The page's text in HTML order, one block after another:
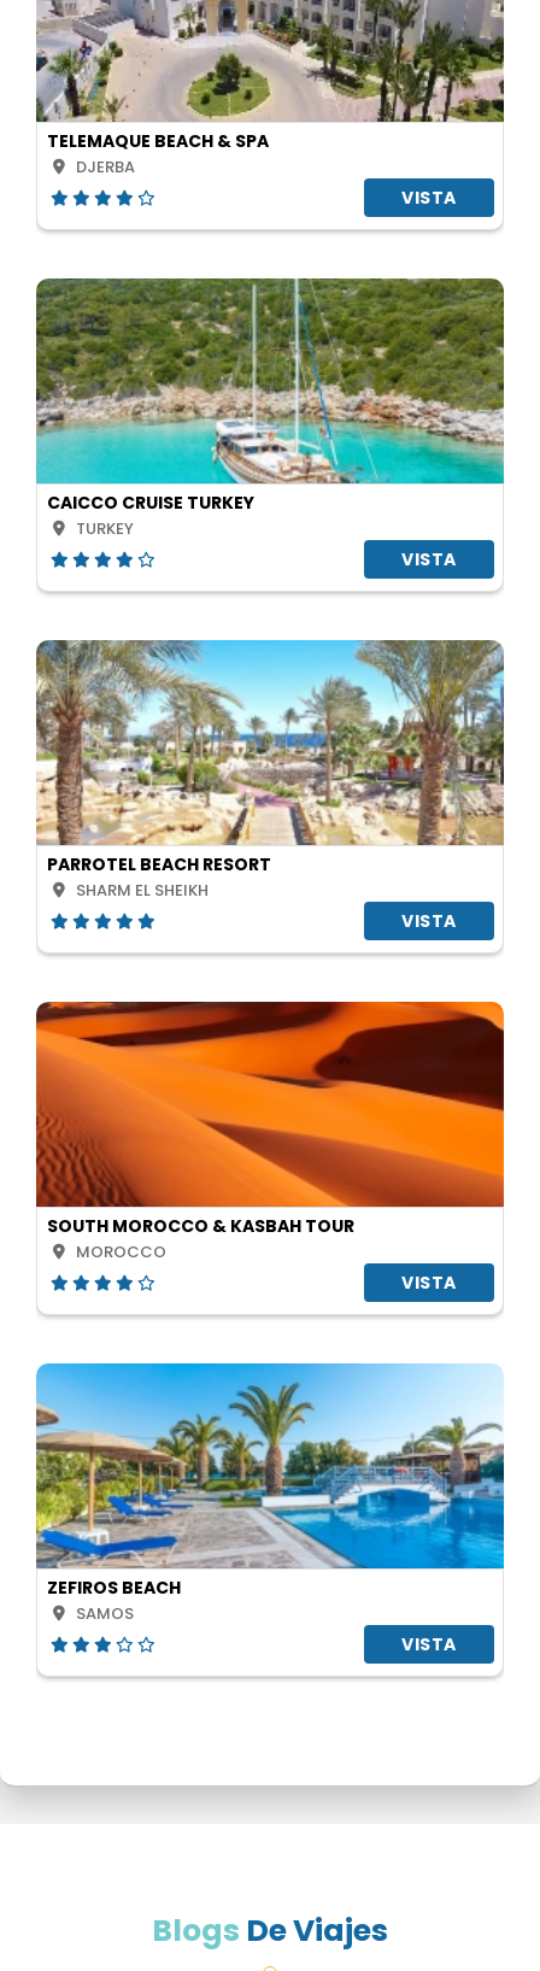
TELEMAQUE BEACH & SPA
DJERBA
VISTA
CAICCO CRUISE TURKEY
TURKEY
VISTA
PARROTEL BEACH RESORT
SHARM EL SHEIKH
VISTA
SOUTH MOROCCO & KASBAH TOUR
MOROCCO
VISTA
ZEFIROS BEACH
SAMOS
VISTA
Blogs De Viajes